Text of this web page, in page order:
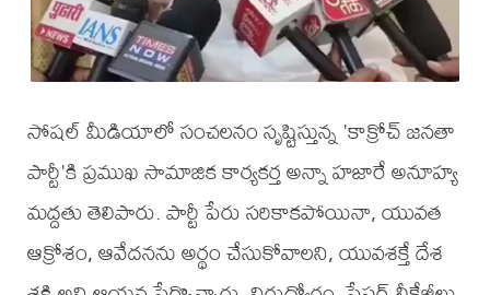
సోషల్ మీడియాలో సంచలనం సృష్టిస్తున్న 'కాక్రోచ్ జనతా
పార్టీ'కి ప్రముఖ సామాజిక కార్యకర్త అన్నా హజారే అనూహ్య
మద్దతు తెలిపారు. పార్టీ పేరు సరికాకపోయినా, యువత
ఆక్రోశం, ఆవేదనను అర్థం చేసుకోవాలని, యువశక్తే దేశ